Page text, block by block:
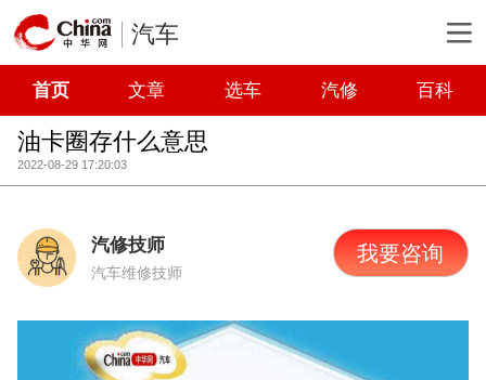
汽车
首页 文章 选车 汽修 百科
油卡圈存什么意思
2022-08-29 17:20:03
汽修技师
汽车维修技师
我要咨询